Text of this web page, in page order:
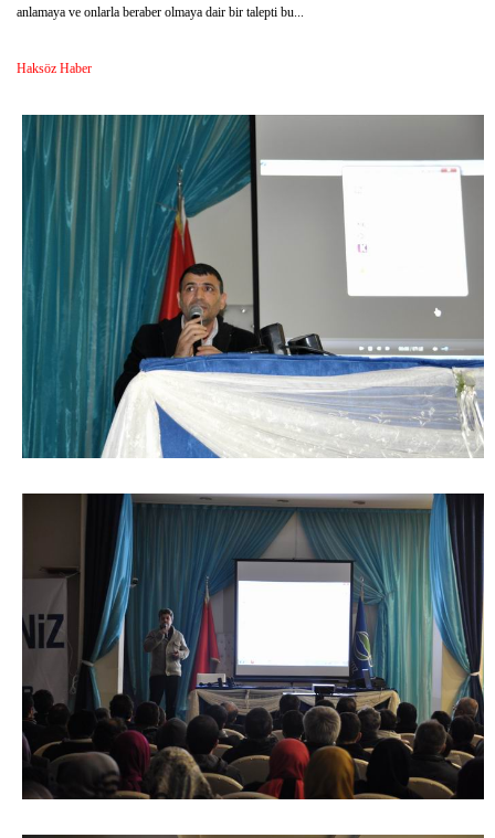
anlamaya ve onlarla beraber olmaya dair bir talepti bu...
Haksöz Haber